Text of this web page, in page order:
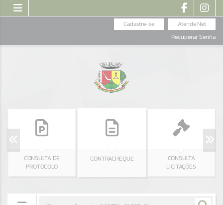
Atende.Net
Cadastre-se
Recuperar Senha
CONSULTA DE
PROTOCOLO
CONTRACHEQUE
CONSULTA
LICITAÇÕES